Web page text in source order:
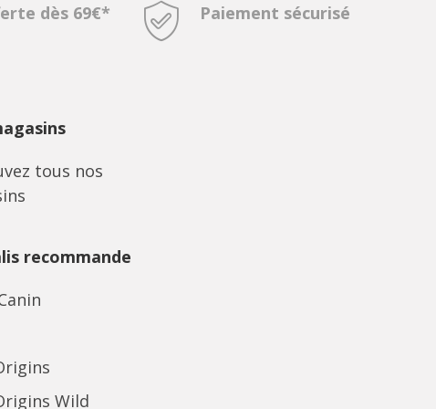
dès 69€* Paiement sécurisé
tous nos
recommande
Wild